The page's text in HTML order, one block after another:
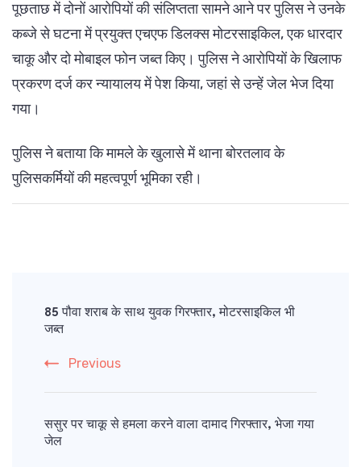
पूछताछ में दोनों आरोपियों की संलिप्तता सामने आने पर पुलिस ने उनके
कब्जे से घटना में प्रयुक्त एचएफ डिलक्स मोटरसाइकिल, एक धारदार
चाकू और दो मोबाइल फोन जब्त किए। पुलिस ने आरोपियों के खिलाफ
प्रकरण दर्ज कर न्यायालय में पेश किया, जहां से उन्हें जेल भेज दिया
गया।
पुलिस ने बताया कि मामले के खुलासे में थाना बोरतलाव के
पुलिसकर्मियों की महत्वपूर्ण भूमिका रही।
Navigation
85 पौवा शराब के साथ युवक गिरफ्तार, मोटरसाइकिल भी
जब्त
Previous
ससुर पर चाकू से हमला करने वाला दामाद गिरफ्तार, भेजा गया
जेल